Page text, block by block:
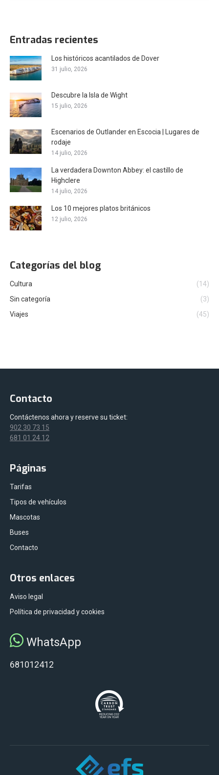
Entradas recientes
Los históricos acantilados de Dover
31 julio, 2026
Descubre la Isla de Wight
15 julio, 2026
Escenarios de Outlander en Escocia | Lugares de
rodaje
14 julio, 2026
La verdadera Downton Abbey: el castillo de
Highclere
14 julio, 2026
Los 10 mejores platos británicos
12 julio, 2026
Categorías del blog
Cultura
(14)
Sin categoría
(3)
Viajes
(45)
Contacto
Contáctenos ahora y reserve su ticket:
902 30 73 15
681 01 24 12
Páginas
Tarifas
Tipos de vehículos
Mascotas
Buses
Contacto
Otros enlaces
Aviso legal
Política de privacidad y cookies
WhatsApp
681012412